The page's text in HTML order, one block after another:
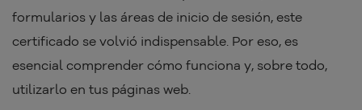
formularios y las áreas de inicio de sesión, este
certificado se volvió indispensable. Por eso, es
esencial comprender cómo funciona y, sobre todo,
utilizarlo en tus páginas web.